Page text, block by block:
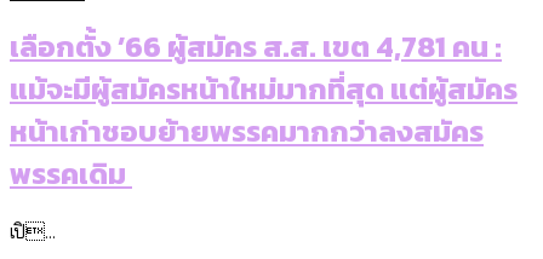
เลือกตั้ง ’66 ผู้สมัคร ส.ส. เขต 4,781 คน :
แม้จะมีผู้สมัครหน้าใหม่มากที่สุด แต่ผู้สมัคร
หน้าเก่าชอบย้ายพรรคมากกว่าลงสมัคร
พรรคเดิม
เปิ...